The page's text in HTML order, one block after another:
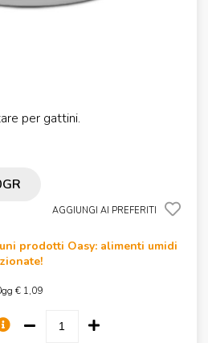
per gattini.
AGGIUNGI AI PREFERITI
prodotti Oasy: alimenti umidi
€ 1,09